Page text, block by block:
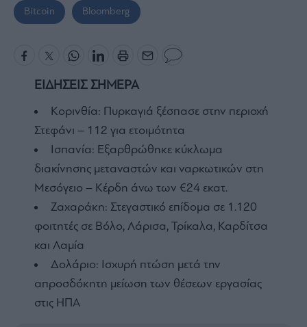
Bitcoin Bloomberg
ΕΙΔΗΣΕΙΣ ΣΗΜΕΡΑ
Κορινθία: Πυρκαγιά ξέσπασε στην περιοχή
Στεφάνι – 112 για ετοιμότητα
Ισπανία: Εξαρθρώθηκε κύκλωμα
διακίνησης μεταναστών και ναρκωτικών στη
Μεσόγειο – Κέρδη άνω των €24 εκατ.
Ζαχαράκη: Στεγαστικό επίδομα σε 1.120
φοιτητές σε Βόλο, Λάρισα, Τρίκαλα, Καρδίτσα
και Λαμία
Δολάριο: Ισχυρή πτώση μετά την
απροσδόκητη μείωση των θέσεων εργασίας
στις ΗΠΑ